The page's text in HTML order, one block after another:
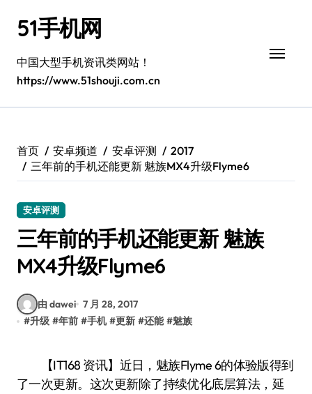
51手机网
中国大型手机资讯类网站！
https://www.51shouji.com.cn
首页 安卓频道 安卓评测
2017
三年前的手机还能更新 魅族MX4升级Flyme6
安卓评测
三年前的手机还能更新 魅族
MX4升级Flyme6
由 dawei 7 月 28, 2017
#升级 #年前 #手机 #更新 #还能 #魅族
【IT168 资讯】近日，魅族Flyme 6的体验版得到
了一次更新。这次更新除了持续优化底层算法，延